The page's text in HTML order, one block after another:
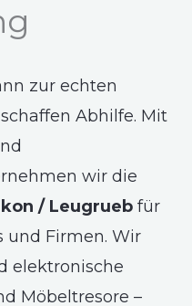
zur echten
Abhilfe. Mit
wir die
/ Leugrueb für
und Firmen. Wir
elektronische
Möbeltresore –